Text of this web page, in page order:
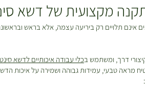
מקצועית של דשא
אינם תלויים רק ביריעה עצמה, אלא בראש
דרך, ומשתמש בכלי עבודה איכותיים לדשא
מראה טבעי, עמידות גבוהה ושמירה על איכות